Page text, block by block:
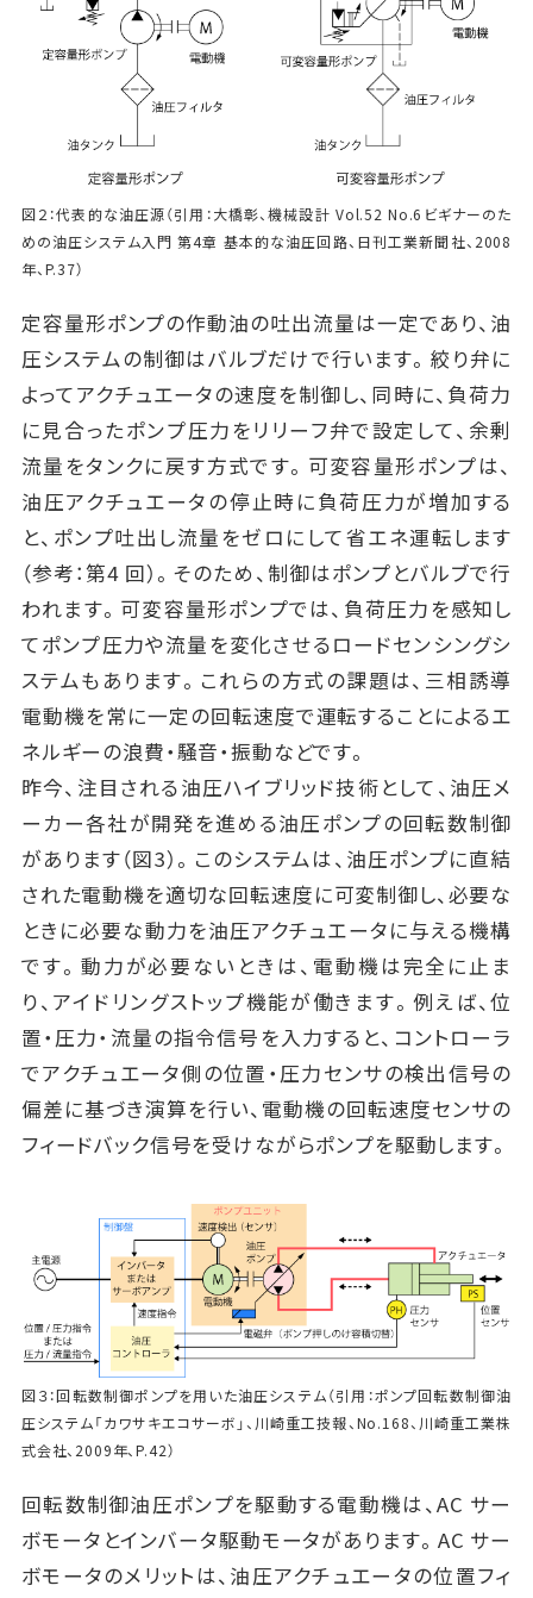
図２：代表的な油圧源（引用：大橋彰、機械設計 Vol.52 No.6ビギナーのた
めの油圧システム入門 第4章 基本的な油圧回路、日刊工業新聞社、2008
年、P.37）
定容量形ポンプの作動油の吐出流量は一定であり、油
圧システムの制御はバルブだけで行います。絞り弁に
よってアクチュエータの速度を制御し、同時に、負荷力
に見合ったポンプ圧力をリリーフ弁で設定して、余剰
流量をタンクに戻す方式です。可変容量形ポンプは、
油圧アクチュエータの停止時に負荷圧力が増加する
と、ポンプ吐出し流量をゼロにして省エネ運転します
（参考：第4 回）。そのため、制御はポンプとバルブで行
われます。可変容量形ポンプでは、負荷圧力を感知し
てポンプ圧力や流量を変化させるロードセンシングシ
ステムもあります。これらの方式の課題は、三相誘導
電動機を常に一定の回転速度で運転することによるエ
ネルギーの浪費・騒音・振動などです。
昨今、注目される油圧ハイブリッド技術として、油圧メ
ーカー各社が開発を進める油圧ポンプの回転数制御
があります（図3）。このシステムは、油圧ポンプに直結
された電動機を適切な回転速度に可変制御し、必要な
ときに必要な動力を油圧アクチュエータに与える機構
です。動力が必要ないときは、電動機は完全に止ま
り、アイドリングストップ機能が働きます。例えば、位
置・圧力・流量の指令信号を入力すると、コントローラ
でアクチュエータ側の位置・圧力センサの検出信号の
偏差に基づき演算を行い、電動機の回転速度センサの
フィードバック信号を受けながらポンプを駆動します。
図３：回転数制御ポンプを用いた油圧システム（引用：ポンプ回転数制御油
圧システム「カワサキエコサーボ」、川崎重工技報、No.168、川崎重工業株
式会社、2009年、P.42）
回転数制御油圧ポンプを駆動する電動機は、AC サー
ボモータとインバータ駆動モータがあります。AC サー
ボモータのメリットは、油圧アクチュエータの位置フィ